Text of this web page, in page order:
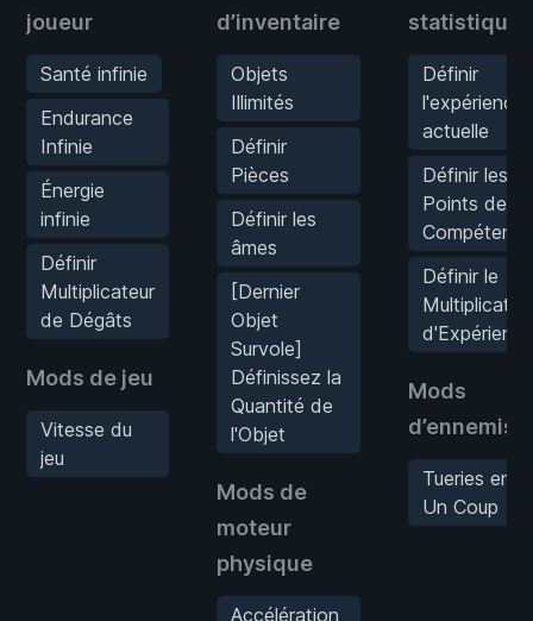
joueur
Santé infinie
Endurance
Infinie
Énergie
infinie
Définir
Multiplicateur
de Dégâts
Mods de jeu
Vitesse du
jeu
d’inventaire
Objets
Illimités
Définir
Pièces
Définir les
âmes
[Dernier
Objet
Survole]
Définissez la
Quantité de
l'Objet
Mods de
moteur
physique
Accélération
statistiques
Définir
l'expérience
actuelle
Définir les
Points de
Compétence
Définir le
d'Expérience
Mods
d’ennemis
Tueries en
Un Coup